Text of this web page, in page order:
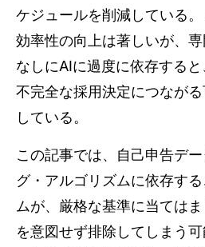
ケジュールを削減している
効率性の向上は著しいが、
なしにAIに過度に依存する
不完全な採用決定につなが
している。
この記事では、自己申告デ
グ・アルゴリズムに依存す
ムが、厳格な基準に当ては
を意図せず排除してしまう可